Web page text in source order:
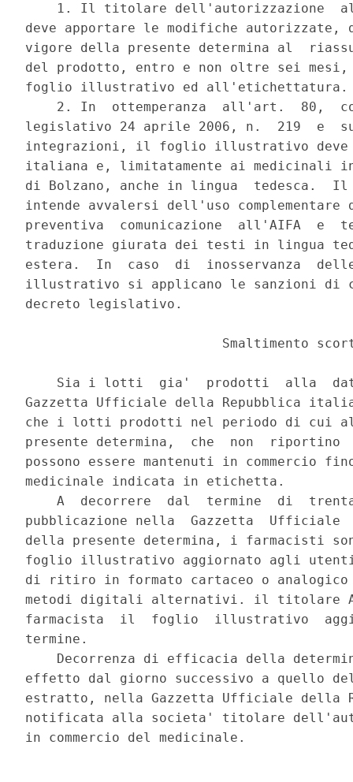
1. Il titolare dell'autorizzazione
deve apportare le modifiche
vigore della presente determina al
del prodotto, entro e non oltre sei
foglio illustrativo ed
2. In  ottemperanza  all'art.  80,
legislativo 24 aprile 2006, n.  219  e
integrazioni, il foglio illustrativo deve
italiana e, limitatamente ai medicinali in
di Bolzano, anche in lingua  tedesca.
intende avvalersi dell'uso
preventiva  comunicazione  all'AIFA  e
traduzione giurata dei testi in lingua
estera.  In  caso  di  inosservanza
illustrativo si applicano le sanzioni di
decreto legislativo.
Smaltimento
Sia i lotti  gia'  prodotti  alla
Gazzetta Ufficiale della Repubblica
che i lotti prodotti nel periodo di cui
presente determina,  che  non
possono essere mantenuti in commercio
medicinale indicata in etichetta.
A  decorrere  dal  termine  di
pubblicazione nella  Gazzetta
della presente determina, i farmacisti
foglio illustrativo aggiornato agli
di ritiro in formato cartaceo o
metodi digitali alternativi. il titolare
farmacista  il  foglio  illustrativo
termine.
Decorrenza di efficacia della
effetto dal giorno successivo a quello
estratto, nella Gazzetta Ufficiale della
notificata alla societa' titolare